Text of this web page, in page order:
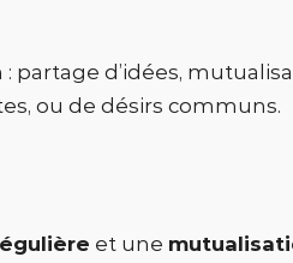
partage d’idées,
ou de désirs communs.
et une